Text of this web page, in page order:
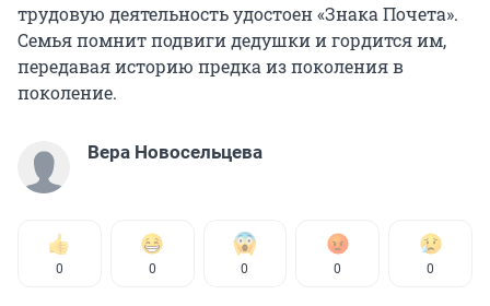
трудовую деятельность удостоен «Знака Почета».
Семья помнит подвиги дедушки и гордится им,
передавая историю предка из поколения в
поколение.
Вера Новосельцева
0 0 0 0 0